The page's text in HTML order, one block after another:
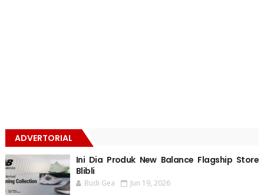
ADVERTORIAL
Ini Dia Produk New Balance Flagship Store
Blibli
Budi Gea Jun 19, 2026